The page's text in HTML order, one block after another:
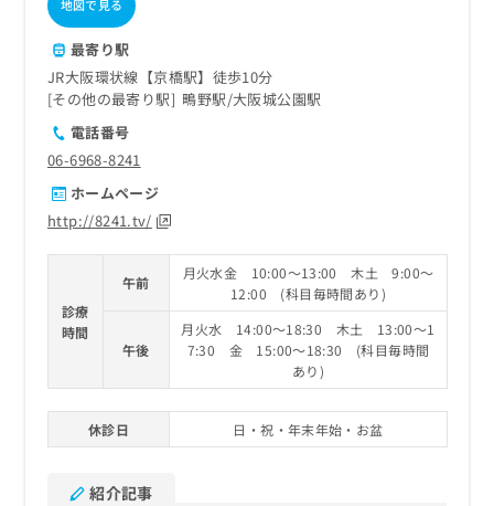
地図で見る
最寄り駅
JR大阪環状線【京橋駅】徒歩10分
その他の最寄り駅
鴫野駅 大阪城公園駅
電話番号
06-6968-8241
ホームページ
http://8241.tv/
診療
時間
午前
月火水金 10:00～13:00 木土 9:00～
12:00 (科目毎時間あり)
午後
月火水 14:00～18:30 木土 13:00～1
7:30 金 15:00～18:30 (科目毎時間
あり)
休診日 日・祝・年末年始・お盆
紹介記事